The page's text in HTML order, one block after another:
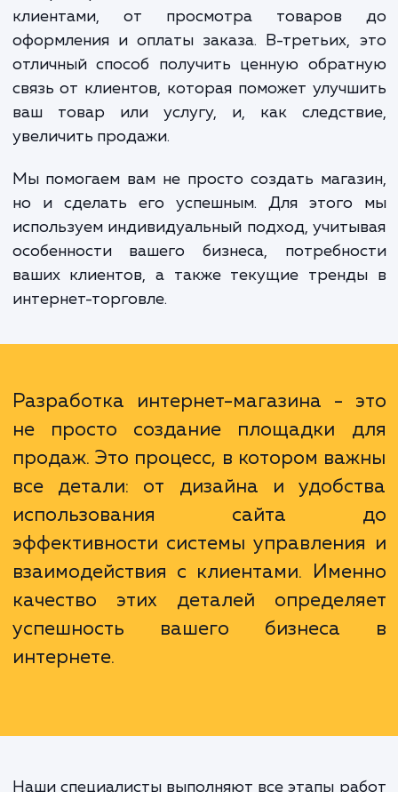
Плюсы собственного интернет-
огромны. Во-первых, это возможность
доступным для клиентов 24/7,
их местоположения. Во-вторых, это
контролировать все стадии
оформления и оплаты заказа. В-третьих,
отличный способ получить ценную
связь от клиентов, которая поможет
ваш товар или услугу, и, как
увеличить продажи.
Мы помогаем вам не просто создать
используем индивидуальный подход,
особенности вашего бизнеса,
ваших клиентов, а также текущие
Разработка интернет-магазина -
не просто создание площадки
продаж. Это процесс, в котором
взаимодействия с клиентами.